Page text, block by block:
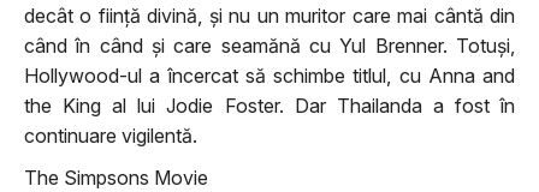
decât o fiinţă divină, şi nu un muritor care mai cântă din
când în când şi care seamănă cu Yul Brenner. Totuşi,
Hollywood-ul a încercat să schimbe titlul, cu Anna and
the King al lui Jodie Foster. Dar Thailanda a fost în
continuare vigilentă.
The Simpsons Movie